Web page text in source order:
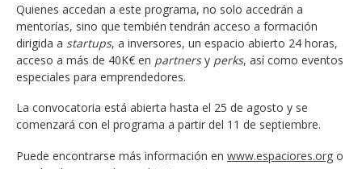
Quienes accedan a este programa, no solo accedrán a
mentorías, sino que tembién tendrán acceso a formación
dirigida a startups, a inversores, un espacio abierto 24 horas,
acceso a más de 40K€ en partnersy perks, así como eventos
especiales para emprendedores.
La convocatoria está abierta hasta el 25 de agosto y se
comenzará con el programa a partir del 11 de septiembre.
Puede encontrarse más información en www.espaciores.org o